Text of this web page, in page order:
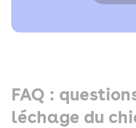
FAQ :
léchage du